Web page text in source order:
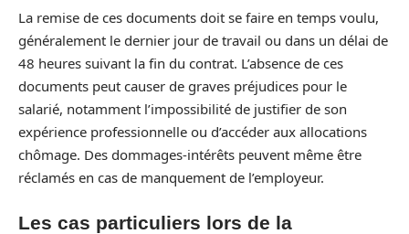
La remise de ces documents doit se faire en temps voulu,
généralement le dernier jour de travail ou dans un délai de
48 heures suivant la fin du contrat. L’absence de ces
documents peut causer de graves préjudices pour le
salarié, notamment l’impossibilité de justifier de son
expérience professionnelle ou d’accéder aux allocations
chômage. Des dommages-intérêts peuvent même être
réclamés en cas de manquement de l’employeur.
Les cas particuliers lors de la